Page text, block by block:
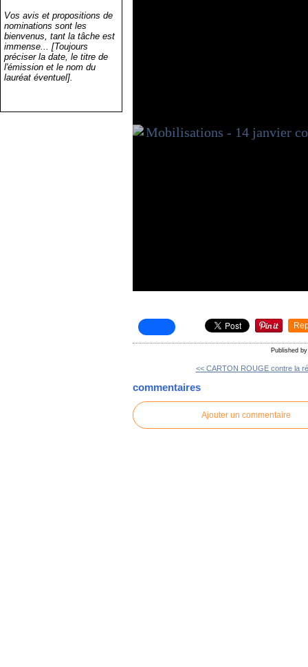
Vos avis et propositions de
nominations sont les
bienvenus, tant la tâche est
immense... [Toujours
préciser la date, le titre de
l'émission et le nom du
lauréat éventuel].
Published
<< CARTON ROUGE contre la
commentaires
Ajouter un commentaire